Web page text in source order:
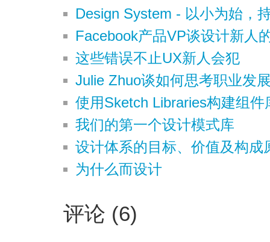
Design System - 以小为始，
Facebook产品VP谈设计新人
这些错误不止UX新人会犯
Julie Zhuo谈如何思考职业发
使用Sketch Libraries构建组件
我们的第一个设计模式库
设计体系的目标、价值及构成
为什么而设计
评论 (6)